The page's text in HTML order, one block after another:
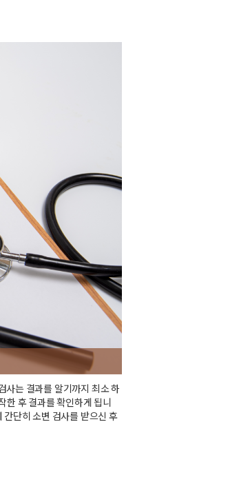
사는 결과를 알기까지 최소 하
한 후 결과를 확인하게 됩니
단히 소변 검사를 받으신 후